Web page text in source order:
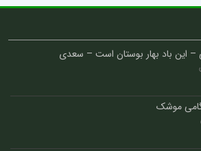
این باد بهار بوستان است – سعدی
موشک